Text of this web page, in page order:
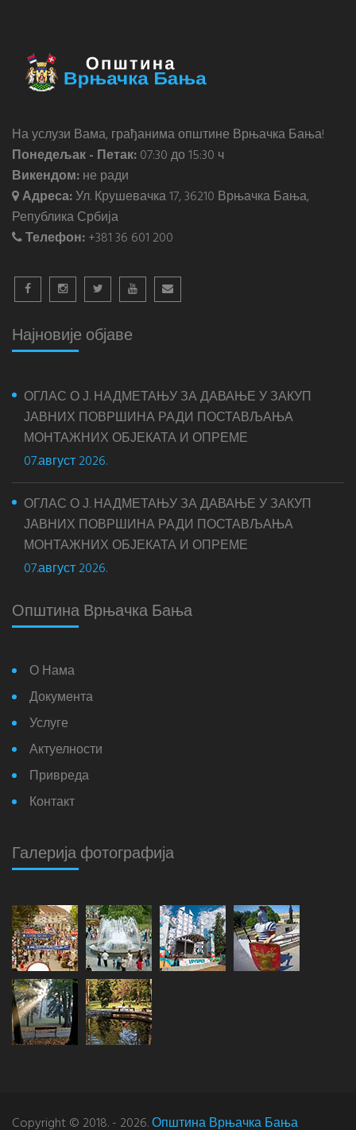
На услузи Вама, грађанима општине Врњачка Бања!
Понедељак - Петак:07:30 до 15:30 ч
Викендом:не ради
Адреса:Ул. Крушевачка 17, 36210 Врњачка Бања,
Република Србија
Телефон:+381 36 601 200
Најновије објаве
ОГЛАС О Ј. НАДМЕТАЊУ ЗА ДАВАЊЕ У ЗАКУП
ЈАВНИХ ПОВРШИНА РАДИ ПОСТАВЉАЊА
МОНТАЖНИХ ОБЈЕКАТА И ОПРЕМЕ
07.август 2026.
ОГЛАС О Ј. НАДМЕТАЊУ ЗА ДАВАЊЕ У ЗАКУП
ЈАВНИХ ПОВРШИНА РАДИ ПОСТАВЉАЊА
МОНТАЖНИХ ОБЈЕКАТА И ОПРЕМЕ
07.август 2026.
Општина Врњачка Бања
О Нама
Документа
Услуге
Актуелности
Привреда
Контакт
Галерија фотографија
Copyright © 2018. - 2026.Општина Врњачка Бања